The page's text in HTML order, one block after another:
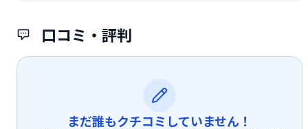
口コミ・評判
まだ誰もクチコミしていません！